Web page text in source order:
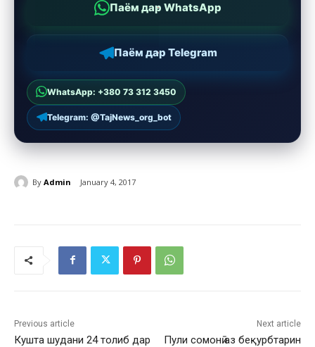
Паём дар WhatsApp
Паём дар Telegram
WhatsApp: +380 73 312 3450
Telegram: @TajNews_org_bot
By Admin January 4, 2017
Previous article
Кушта шудани 24 толиб дар
Next article
Пули сомонӣ аз беқурбтарин